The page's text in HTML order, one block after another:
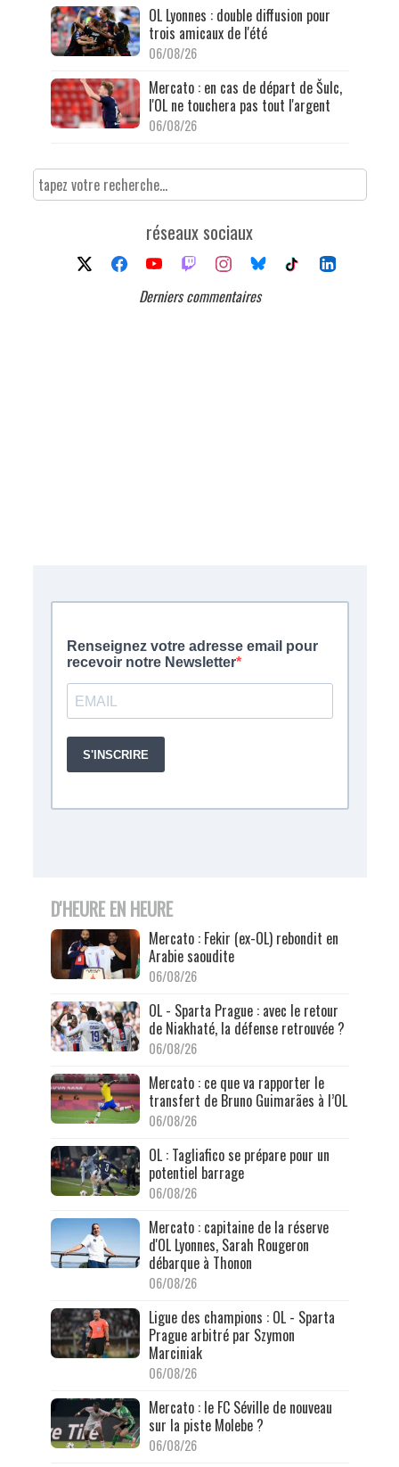
OL Lyonnes : double diffusion pour
trois amicaux de l'été
06/08/26
Mercato : en cas de départ de Šulc,
l'OL ne touchera pas tout l'argent
06/08/26
réseaux sociaux
Derniers commentaires
D'HEURE EN HEURE
Mercato : Fekir (ex-OL) rebondit en
Arabie saoudite
06/08/26
OL - Sparta Prague : avec le retour
de Niakhaté, la défense retrouvée ?
06/08/26
Mercato : ce que va rapporter le
transfert de Bruno Guimarães à l’OL
06/08/26
OL : Tagliafico se prépare pour un
potentiel barrage
06/08/26
Mercato : capitaine de la réserve
d'OL Lyonnes, Sarah Rougeron
débarque à Thonon
06/08/26
Ligue des champions : OL - Sparta
Prague arbitré par Szymon
Marciniak
06/08/26
Mercato : le FC Séville de nouveau
sur la piste Molebe ?
06/08/26